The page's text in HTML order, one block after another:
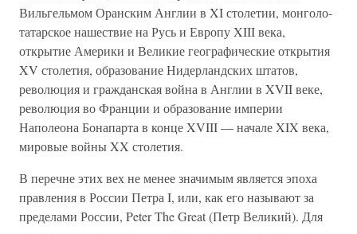
Вильгельмом Оранским Англии в XI столетии, монголо-
татарское нашествие на Русь и Европу XIII века,
открытие Америки и Великие географические открытия
XV столетия, образование Нидерландских штатов,
революция и гражданская война в Англии в XVII веке,
революция во Франции и образование империи
Наполеона Бонапарта в конце XVIII — начале XIX века,
мировые войны XX столетия.
В перечне этих вех не менее значимым является эпоха
правления в России Петра I, или, как его называют за
пределами России, Peter The Great (Петр Великий). Для